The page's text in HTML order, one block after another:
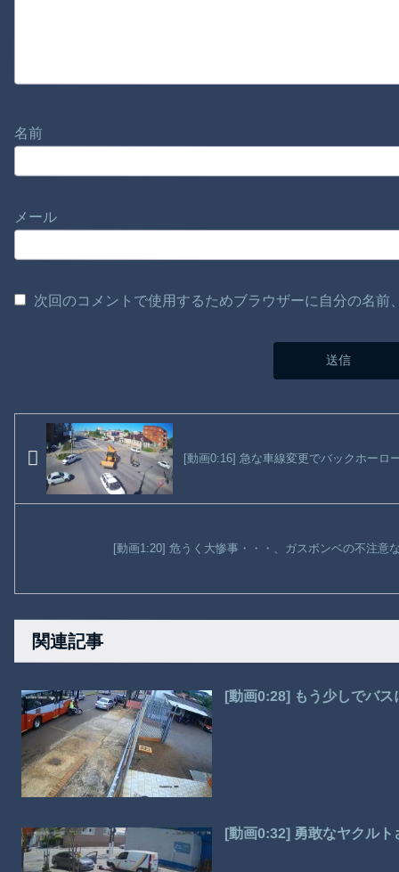
名前
メール
次回のコメントで使用するためブラウザーに自分の名
[動画0:16] 急な車線変更でバックホーロ
[動画1:20] 危うく大惨事・・・、ガスボンベの不注意
関連記事
[動画0:28] もう少しでバ
[動画0:32] 勇敢なヤクル